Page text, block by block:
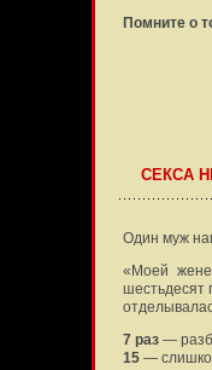
Помните о
СЕКСА
Один муж
«Моей
шестьдесят
7 раз —
15 —